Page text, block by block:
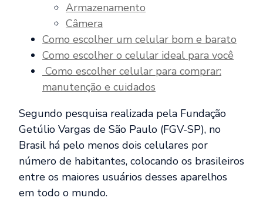
Armazenamento
Câmera
Como escolher um celular bom e barato
Como escolher o celular ideal para você
Como escolher celular para comprar:
manutenção e cuidados
Segundo pesquisa realizada pela Fundação
Getúlio Vargas de São Paulo (FGV-SP), no
Brasil há pelo menos dois celulares por
número de habitantes, colocando os brasileiros
entre os maiores usuários desses aparelhos
em todo o mundo.